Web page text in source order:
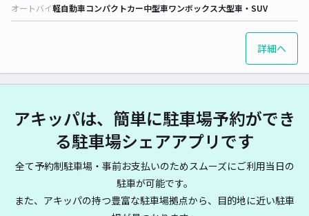
オートバイ軽自動車コンパクトカー中型車ワンボックス大型車・SUV
詳細へ
アキッパは、簡単に駐車場予約ができ
る駐車場シェアアプリです
全て予約制駐車場・事前お支払いのためスムーズにご利用当日の
駐車が可能です。
また、アキッパの持つ豊富な駐車場拠点から、目的地に近い駐車